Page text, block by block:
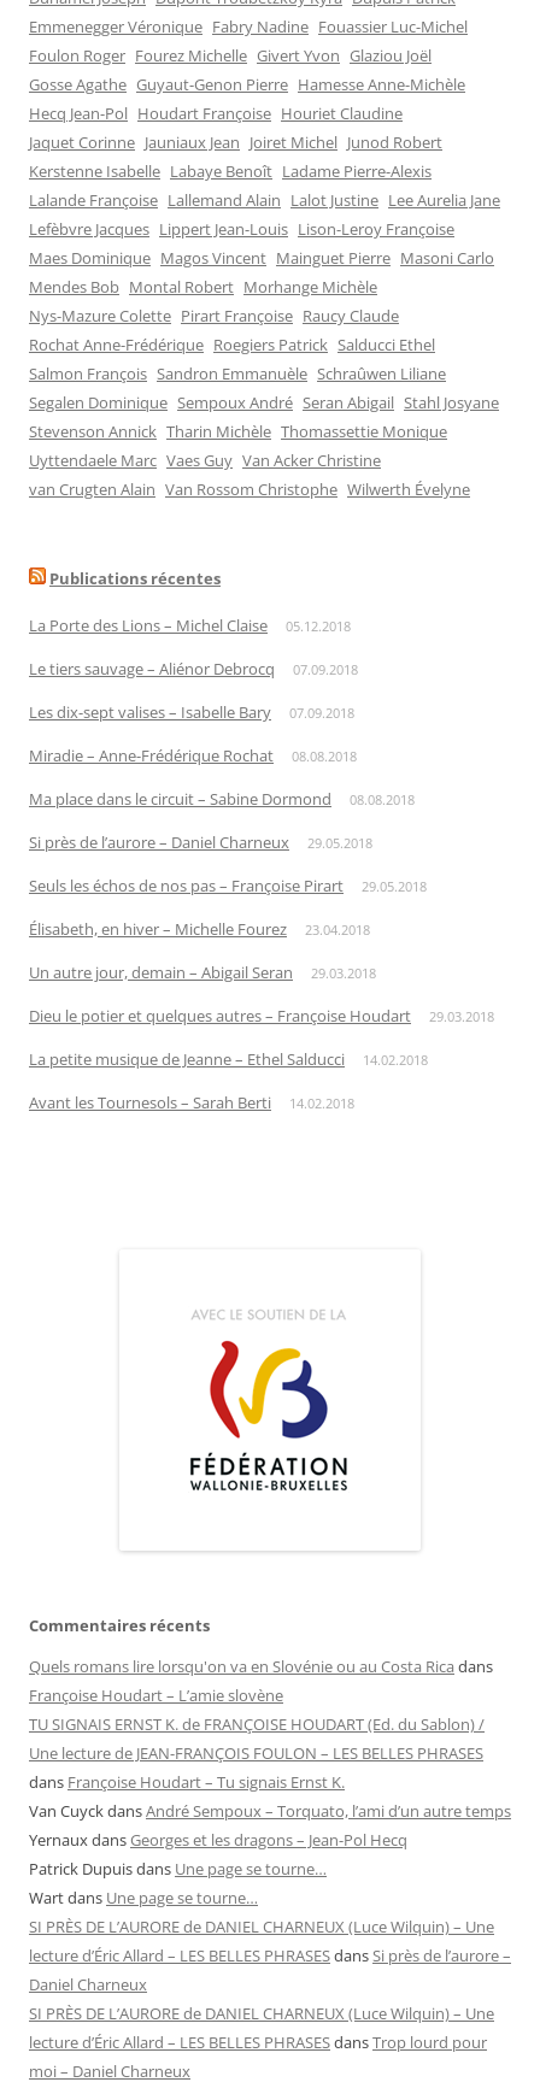
Emmenegger Véronique Fabry Nadine Fouassier Luc-Michel
Foulon Roger Fourez Michelle Givert Yvon Glaziou Joël
Gosse Agathe Guyaut-Genon Pierre Hamesse Anne-Michèle
Hecq Jean-Pol Houdart Françoise Houriet Claudine
Jaquet Corinne Jauniaux Jean Joiret Michel Junod Robert
Kerstenne Isabelle Labaye Benoît Ladame Pierre-Alexis
Lalande Françoise Lallemand Alain Lalot Justine Lee Aurelia Jane
Lefèbvre Jacques Lippert Jean-Louis Lison-Leroy Françoise
Maes Dominique Magos Vincent Mainguet Pierre Masoni Carlo
Mendes Bob Montal Robert Morhange Michèle
Nys-Mazure Colette Pirart Françoise Raucy Claude
Rochat Anne-Frédérique Roegiers Patrick Salducci Ethel
Salmon François Sandron Emmanuèle Schraûwen Liliane
Segalen Dominique Sempoux André Seran Abigail Stahl Josyane
Stevenson Annick Tharin Michèle Thomassettie Monique
Uyttendaele Marc Vaes Guy Van Acker Christine
van Crugten Alain Van Rossom Christophe Wilwerth Évelyne
Publications récentes
La Porte des Lions – Michel Claise 05.12.2018
Le tiers sauvage – Aliénor Debrocq 07.09.2018
Les dix-sept valises – Isabelle Bary 07.09.2018
Miradie – Anne-Frédérique Rochat 08.08.2018
Ma place dans le circuit – Sabine Dormond 08.08.2018
Si près de l’aurore – Daniel Charneux 29.05.2018
Seuls les échos de nos pas – Françoise Pirart 29.05.2018
Élisabeth, en hiver – Michelle Fourez 23.04.2018
Un autre jour, demain – Abigail Seran 29.03.2018
Dieu le potier et quelques autres – Françoise Houdart 29.03.2018
La petite musique de Jeanne – Ethel Salducci 14.02.2018
Avant les Tournesols – Sarah Berti 14.02.2018
Commentaires récents
Quels romans lire lorsqu'on va en Slovénie ou au Costa Rica dans
Françoise Houdart – L’amie slovène
TU SIGNAIS ERNST K. de FRANÇOISE HOUDART (Ed. du Sablon) /
Une lecture de JEAN-FRANÇOIS FOULON – LES BELLES PHRASES
dans Françoise Houdart – Tu signais Ernst K.
Van CuyckdansAndré Sempoux – Torquato, l’ami d’un autre temps
YernauxdansGeorges et les dragons – Jean-Pol Hecq
Patrick Dupuisdans Une page se tourne…
Wartdans Une page se tourne…
SI PRÈS DE L’AURORE de DANIEL CHARNEUX (Luce Wilquin) – Une
lecture d’Éric Allard – LES BELLES PHRASESdansSi près de l’aurore –
Daniel Charneux
SI PRÈS DE L’AURORE de DANIEL CHARNEUX (Luce Wilquin) – Une
lecture d’Éric Allard – LES BELLES PHRASESdansTrop lourd pour
moi – Daniel Charneux